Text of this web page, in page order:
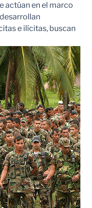
actúan en el marco
e ilícitas, buscan